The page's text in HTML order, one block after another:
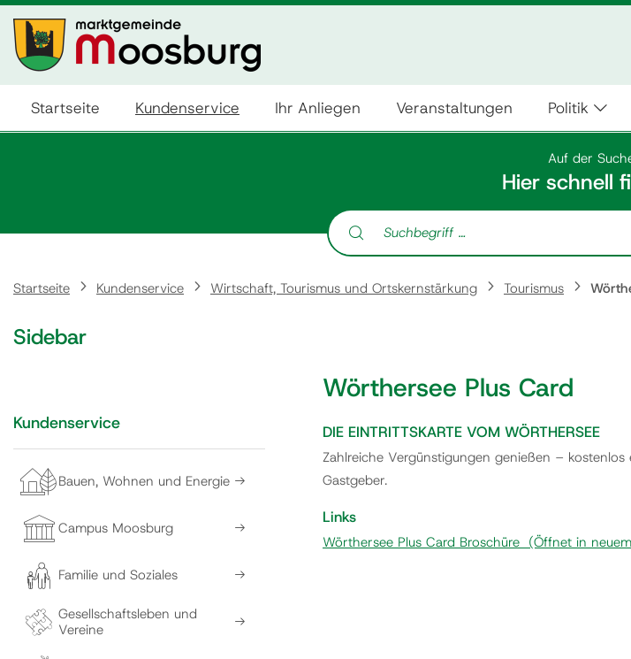
Startseite Kundenservice Ihr Anliegen Veranstaltungen Politik
Auf der
Hier schnell
Suche nach:
Startseite Kundenservice Wirtschaft, Tourismus und Ortskernstärkung Tourismus
Wörthersee Plus Card
DIE EINTRITTSKARTE VOM WÖRTHERSEE
Zahlreiche Vergünstigungen genießen –
Gastgeber.
Links
Wörthersee Plus Card Broschüre (Öffnet in
Sidebar
Kundenservice
Bauen, Wohnen und Energie
Campus Moosburg
Familie und Soziales
Gesellschaftsleben und
Vereine